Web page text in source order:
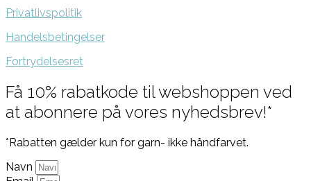
Privatlivspolitik
Handelsbetingelser
Fortrydelsesret
Få 10% rabatkode til webshoppen ved
at abonnere på vores nyhedsbrev!*
*Rabatten gælder kun for garn- ikke håndfarvet.
Navn